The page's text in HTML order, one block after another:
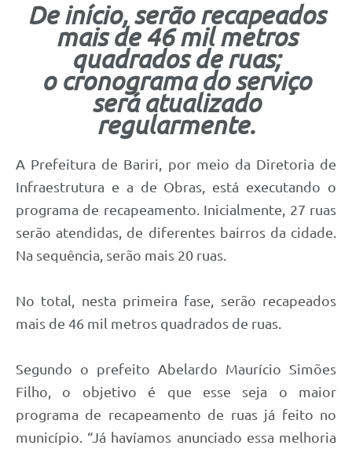
De início, serão recapeados
mais de 46 mil metros
quadrados de ruas;
o cronograma do serviço
será atualizado
regularmente.
A Prefeitura de Bariri, por meio da Diretoria de
Infraestrutura e a de Obras, está executando o
programa de recapeamento. Inicialmente, 27 ruas
serão atendidas, de diferentes bairros da cidade.
Na sequência, serão mais 20 ruas.
No total, nesta primeira fase, serão recapeados
mais de 46 mil metros quadrados de ruas.
Segundo o prefeito Abelardo Maurício Simões
Filho, o objetivo é que esse seja o maior
programa de recapeamento de ruas já feito no
município. “Já havíamos anunciado essa melhoria